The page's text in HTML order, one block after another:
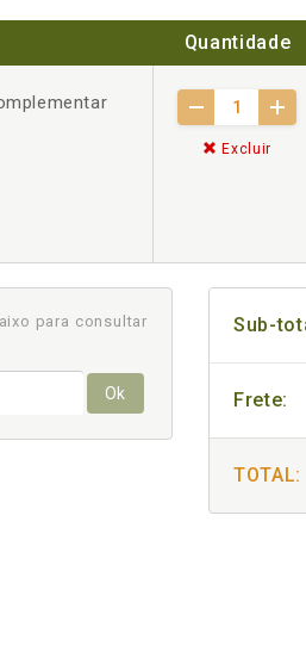
Quantidade
Excluir
para consultar
Ok
Sub-
Frete:
TOTAL: